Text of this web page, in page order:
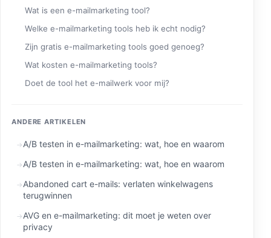
Wat is een e-mailmarketing tool?
Welke e-mailmarketing tools heb ik echt nodig?
Zijn gratis e-mailmarketing tools goed genoeg?
Wat kosten e-mailmarketing tools?
Doet de tool het e-mailwerk voor mij?
ANDERE ARTIKELEN
A/B testen in e-mailmarketing: wat, hoe en waarom
A/B testen in e-mailmarketing: wat, hoe en waarom
Abandoned cart e-mails: verlaten winkelwagens
terugwinnen
AVG en e-mailmarketing: dit moet je weten over
privacy